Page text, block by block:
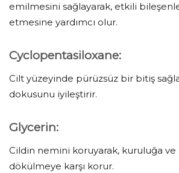
emilmesini sağlayarak, etkili
etmesine yardımcı olur.
Cyclopentasiloxane:
Cilt yüzeyinde pürüzsüz bir bitiş
dokusunu iyileştirir.
Glycerin:
Cildin nemini koruyarak, kuruluğa
dökülmeye karşı korur.